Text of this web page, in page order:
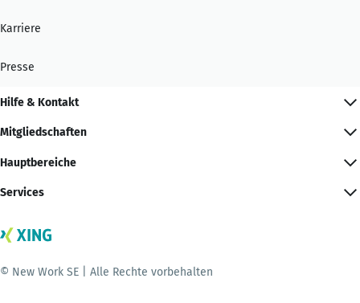
Karriere
Presse
Hilfe & Kontakt
Mitgliedschaften
Hauptbereiche
Services
© New Work SE | Alle Rechte vorbehalten